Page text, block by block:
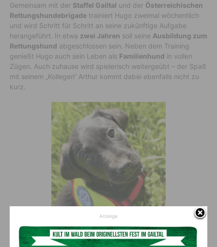
Gemeinsam mit der Staffel Gailtal und der Österreichischen
Rettungshundebrigade trainiert Hugo zweimal wöchentlich
und wird Schritt für Schritt an seine zukünftige Aufgabe
herangeführt. In etwa zwei Jahren soll seine Ausbildung zum
Rettungshund abgeschlossen sein. Neben dem Training
genießt Hugo auch sein Leben als Familienhund in vollen
Zügen. Auch zuhause wird spielerisch weitergeübt – der Spaß
mit seinem „Kollegen“ Arthur kommt dabei ebenfalls nicht zu
kurz.
Anzeige